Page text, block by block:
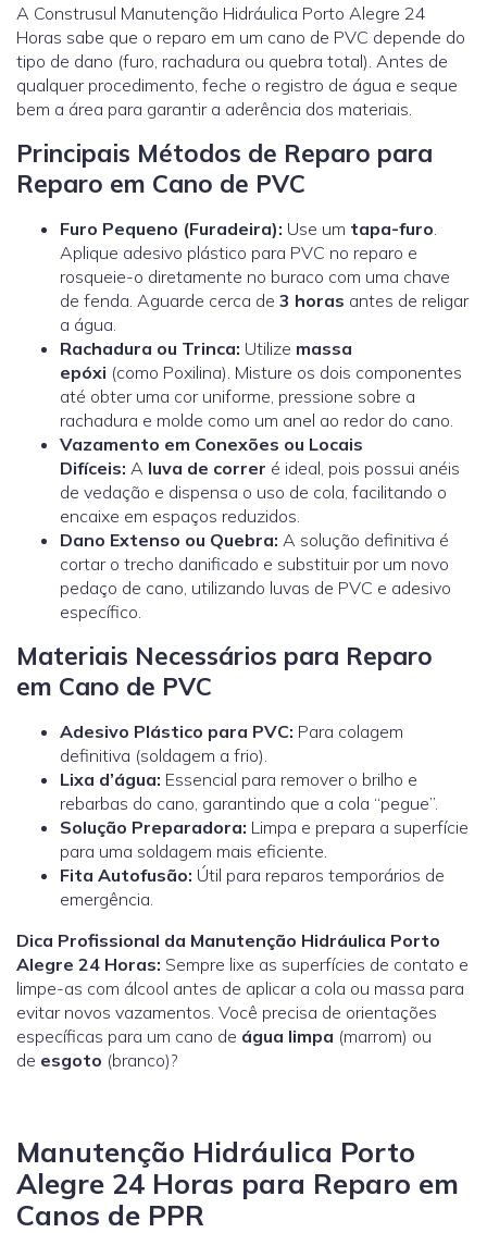
A Construsul Manutenção Hidráulica Porto Alegre 24
Horas sabe que o reparo em um cano de PVC depende do
tipo de dano (furo, rachadura ou quebra total). Antes de
qualquer procedimento, feche o registro de água e seque
bem a área para garantir a aderência dos materiais.
Principais Métodos de Reparo para
Reparo em Cano de PVC
Furo Pequeno (Furadeira): Use um tapa-furo
Aplique adesivo plástico para PVC no reparo e
rosqueie-o diretamente no buraco com uma chave
de fenda. Aguarde cerca de 3 horas antes de religar
a água.
Rachadura ou Trinca: Utilize massa
epóxi (como Poxilina). Misture os dois componentes
até obter uma cor uniforme, pressione sobre a
rachadura e molde como um anel ao redor do cano.
Vazamento em Conexões ou Locais
Difíceis: A luva de correr é ideal, pois possui anéis
de vedação e dispensa o uso de cola, facilitando o
encaixe em espaços reduzidos.
Dano Extenso ou Quebra: A solução definitiva é
cortar o trecho danificado e substituir por um novo
pedaço de cano, utilizando luvas de PVC e adesivo
específico.
Materiais Necessários para Reparo
em Cano de PVC
Adesivo Plástico para PVC: Para colagem
definitiva (soldagem a frio).
Lixa d’água: Essencial para remover o brilho e
rebarbas do cano, garantindo que a cola “pegue”.
Solução Preparadora: Limpa e prepara a superfície
para uma soldagem mais eficiente.
Fita Autofusão: Útil para reparos temporários de
emergência.
Dica Profissional da Manutenção Hidráulica Porto
Alegre 24 Horas: Sempre lixe as superfícies de contato e
limpe-as com álcool antes de aplicar a cola ou massa para
evitar novos vazamentos. Você precisa de orientações
específicas para um cano de água limpa (marrom) ou
de esgoto (branco)?
Manutenção Hidráulica Porto
Alegre 24 Horas para Reparo em
Canos de PPR